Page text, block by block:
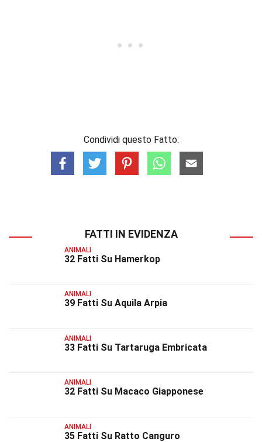
Condividi questo Fatto:
FATTI IN EVIDENZA
ANIMALI
32 Fatti Su Hamerkop
ANIMALI
39 Fatti Su Aquila Arpia
ANIMALI
33 Fatti Su Tartaruga Embricata
ANIMALI
32 Fatti Su Macaco Giapponese
ANIMALI
35 Fatti Su Ratto Canguro